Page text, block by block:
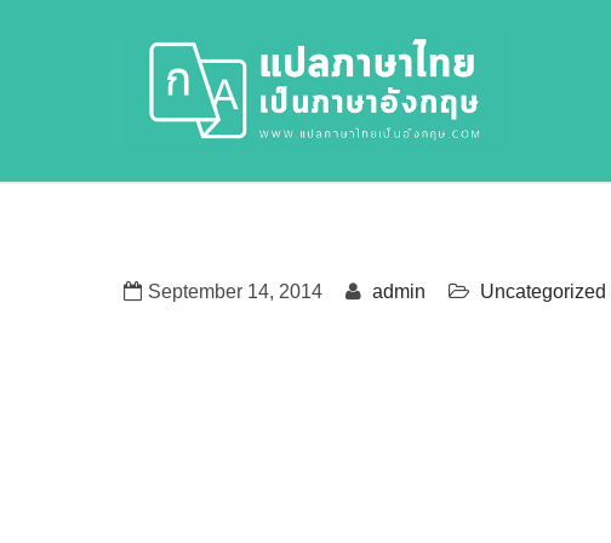
September 14, 2014 admin Uncategorized